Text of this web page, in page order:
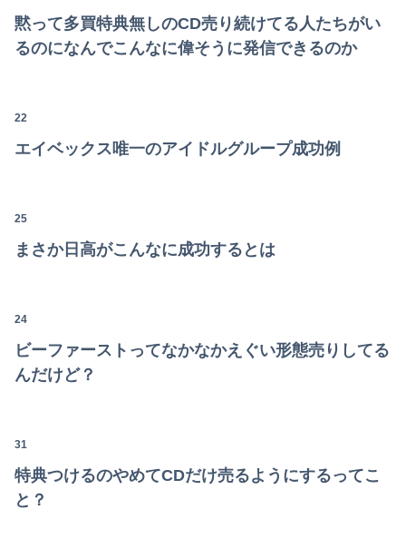
【画像】人妻ギャルママ(25)「私だって奢られたいし女扱いしてほしい。」⇒！！
黙って多買特典無しのCD売り続けてる人たちがい
るのになんでこんなに偉そうに発信できるのか
22
エイベックス唯一のアイドルグループ成功例
25
まさか日高がこんなに成功するとは
24
ビーファーストってなかなかえぐい形態売りしてる
んだけど？
31
特典つけるのやめてCDだけ売るようにするってこ
と？